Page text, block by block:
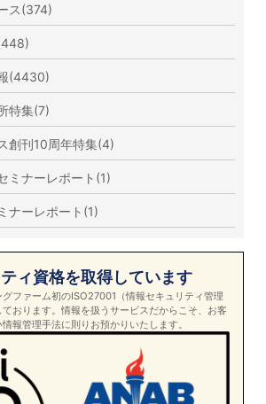
ス(374)
(4430)
特集(7)
創刊10周年特集(4)
ミナーレポート(1)
ナーレポート(1)
ィ資格を取得しています
ファーム初のISO27001（情報セキュリティ管理
おります。情報を扱うサービスだからこそ、お客
報管理手法に則りお預かりいたします。